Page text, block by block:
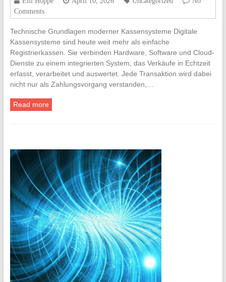
Comments
Technische Grundlagen moderner Kassensysteme Digitale
Kassensysteme sind heute weit mehr als einfache
Registrierkassen. Sie verbinden Hardware, Software und Cloud-
Dienste zu einem integrierten System, das Verkäufe in Echtzeit
erfasst, verarbeitet und auswertet. Jede Transaktion wird dabei
nicht nur als Zahlungsvorgang verstanden,…
Read more